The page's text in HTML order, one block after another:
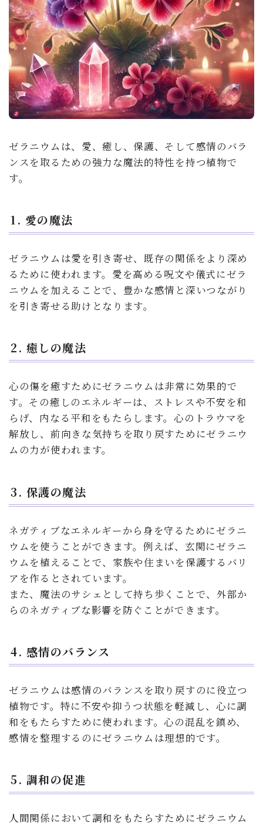
ゼラニウムは、愛、癒し、保護、そして感情のバラ
ンスを取るための強力な魔法的特性を持つ植物で
す。
1. 愛の魔法
ゼラニウムは愛を引き寄せ、既存の関係をより深め
るために使われます。愛を高める呪文や儀式にゼラ
ニウムを加えることで、豊かな感情と深いつながり
を引き寄せる助けとなります。
2. 癒しの魔法
心の傷を癒すためにゼラニウムは非常に効果的で
す。その癒しのエネルギーは、ストレスや不安を和
らげ、内なる平和をもたらします。心のトラウマを
解放し、前向きな気持ちを取り戻すためにゼラニウ
ムの力が使われます。
3. 保護の魔法
ネガティブなエネルギーから身を守るためにゼラニ
ウムを使うことができます。例えば、玄関にゼラニ
ウムを植えることで、家族や住まいを保護するバリ
アを作るとされています。
また、魔法のサシェとして持ち歩くことで、外部か
らのネガティブな影響を防ぐことができます。
4. 感情のバランス
ゼラニウムは感情のバランスを取り戻すのに役立つ
植物です。特に不安や抑うつ状態を軽減し、心に調
和をもたらすために使われます。心の混乱を鎮め、
感情を整理するのにゼラニウムは理想的です。
5. 調和の促進
人間関係において調和をもたらすためにゼラニウム